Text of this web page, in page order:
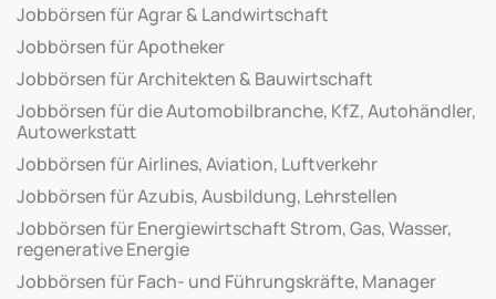
Jobbörsen für Agrar & Landwirtschaft
Jobbörsen für Apotheker
Jobbörsen für Architekten & Bauwirtschaft
Jobbörsen für die Automobilbranche, KfZ, Autohändler,
Autowerkstatt
Jobbörsen für Airlines, Aviation, Luftverkehr
Jobbörsen für Azubis, Ausbildung, Lehrstellen
Jobbörsen für Energiewirtschaft Strom, Gas, Wasser,
regenerative Energie
Jobbörsen für Fach- und Führungskräfte, Manager